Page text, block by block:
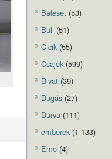
Baleset (53)
Buli (51)
Cicik(55)
Csajok(599)
Divat (39)
Dugás (27)
Durva (111)
emberek(1 133)
Emo (4)